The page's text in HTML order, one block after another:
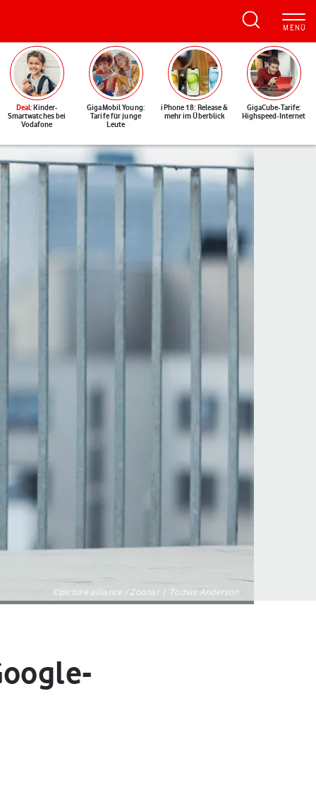
Deal: Kinder-
Smartwatches bei
Vodafone
GigaMobil Young:
Tarife für junge
Leute
iPhone 18: Release &
mehr im Überblick
GigaCube-Tarife:
Highspeed-Internet
©picture alliance / Zoonar | Tomas Anderson